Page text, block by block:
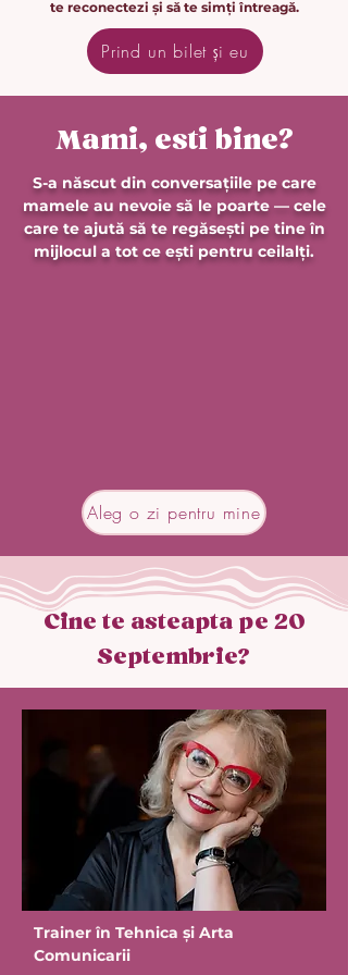
te reconectezi și să te simți întreagă.
Prind un bilet și eu
Mami, esti bine?
S-a născut din conversațiile pe care
mamele au nevoie să le poarte — cele
care te ajută să te regăsești pe tine în
mijlocul a tot ce ești pentru ceilalți.
Aleg o zi pentru mine
Cine te asteapta pe 20
Septembrie?
Trainer în Tehnica și Arta
Comunicarii